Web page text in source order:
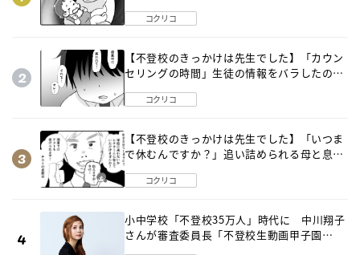
コクリコ
【不登校のきっかけは先生でした】「カウン
セリングの時間」生徒の情報をバラしたの
コクリコ
【不登校のきっかけは先生でした】「いつま
で休むんですか？」追い詰められる母と息子
コクリコ
小中学校「不登校35万人」時代に 中川翔子
さんが審査委員長「不登校生動画甲子園